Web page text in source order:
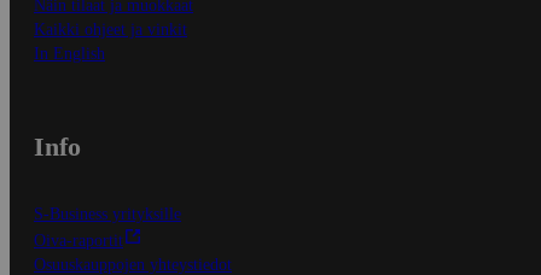
Näin tilaat ja muokkaat
Kaikki ohjeet ja vinkit
In English
Info
S-Business yrityksille
Oiva-raportit
Osuuskauppojen yhteystiedot